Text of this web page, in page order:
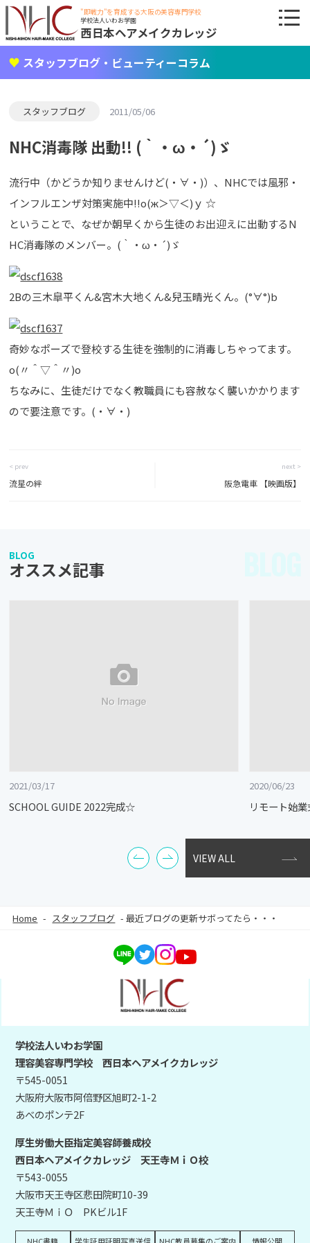
"即戦力"を育成する大阪の美容専門学校
学校法人いわお学園
西日本ヘアメイクカレッジ
スタッフブログ・ビューティーコラム
スタッフブログ 2011/05/06
NHC消毒隊 出動!! (｀・ω・´)ゞ
流行中（かどうか知りませんけど(・∀・)）、NHCでは風邪・
インフルエンザ対策実施中!!о(ж＞▽＜)ｙ ☆
ということで、なぜか朝早くから生徒のお出迎えに出動するN
HC消毒隊のメンバー。(｀・ω・´)ゞ
2Bの三木皐平くん&宮木大地くん&兒玉晴光くん。(°∀°)b
奇妙なポーズで登校する生徒を強制的に消毒しちゃってます。
o(〃＾▽＾〃)o
ちなみに、生徒だけでなく教職員にも容赦なく襲いかかります
ので要注意です。(・∀・)
< prev
流星の絆
next >
阪急電車 【映画版】
BLOG
オススメ記事
2021/03/17
SCHOOL GUIDE 2022完成☆
2020/06/23
リモート始
VIEW ALL
Home - スタッフブログ -最近ブログの更新サボってたら・・・
学校法人いわお学園
理容美容専門学校 西日本ヘアメイクカレッジ
〒545-0051
大阪府大阪市阿倍野区旭町2-1-2
あべのポンテ2F
厚生労働大臣指定美容師養成校
西日本ヘアメイクカレッジ 天王寺ＭｉＯ校
〒543-0055
大阪市天王寺区悲田院町10-39
天王寺ＭｉＯ PKビル1F